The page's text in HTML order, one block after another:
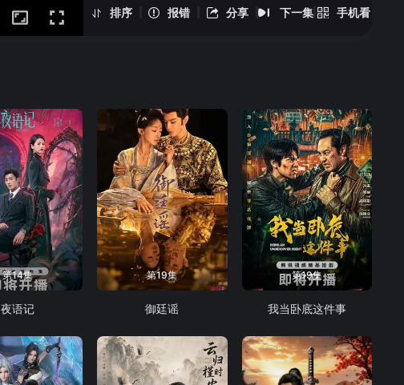
排序 报错 分享 下一集 手机看
14 15
第14集
夜语记
第19集
御廷谣
第19集
我当卧底这件事